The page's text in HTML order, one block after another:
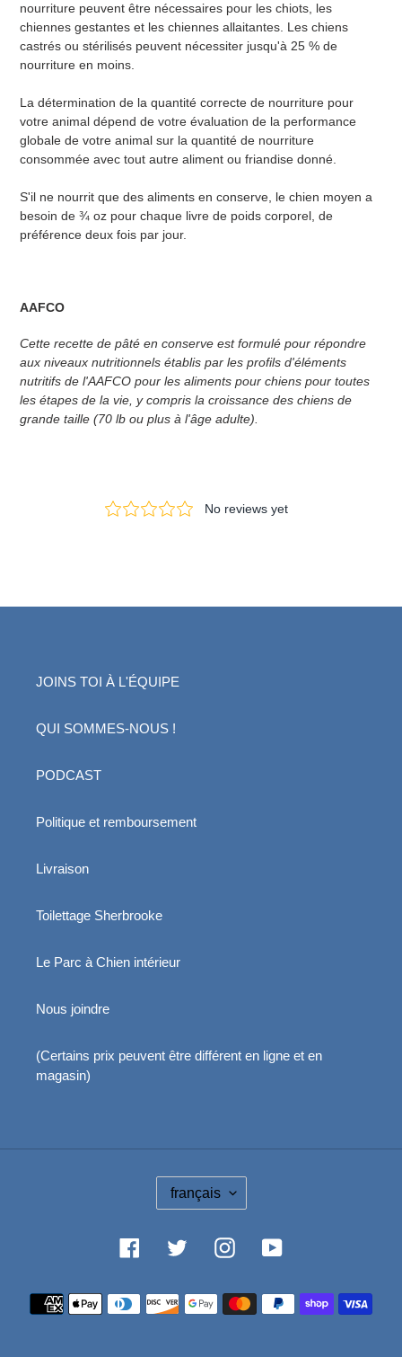
nourriture peuvent être nécessaires pour les chiots, les
chiennes gestantes et les chiennes allaitantes. Les chiens
castrés ou stérilisés peuvent nécessiter jusqu'à 25 % de
nourriture en moins.
La détermination de la quantité correcte de nourriture pour
votre animal dépend de votre évaluation de la performance
globale de votre animal sur la quantité de nourriture
consommée avec tout autre aliment ou friandise donné.
S'il ne nourrit que des aliments en conserve, le chien moyen a
besoin de ¾ oz pour chaque livre de poids corporel, de
préférence deux fois par jour.
AAFCO
Cette recette de pâté en conserve est formulé pour répondre
aux niveaux nutritionnels établis par les profils d'éléments
nutritifs de l'AAFCO pour les aliments pour chiens pour toutes
les étapes de la vie, y compris la croissance des chiens de
grande taille (70 lb ou plus à l'âge adulte).
JOINS TOI À L'ÉQUIPE
QUI SOMMES-NOUS !
PODCAST
Politique et remboursement
Livraison
Toilettage Sherbrooke
Le Parc à Chien intérieur
Nous joindre
(Certains prix peuvent être différent en ligne et en
magasin)
L
G
U
français
Facebook Twitter InstagramYouTube
Moyens
de